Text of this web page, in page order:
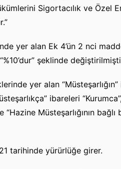
Sigortacılık ve Özel
yer alan Ek 4’ün 2 nci
şeklinde
yer alan “Müsteşarlığın”
ibareleri
“Hazine Müsteşarlığının
tarihinde yürürlüğe girer.